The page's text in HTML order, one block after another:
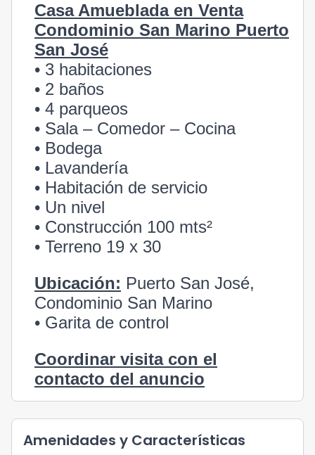
Casa Amueblada en Venta
Condominio San Marino Puerto
San José
• 3 habitaciones
• 2 baños
• 4 parqueos
• Sala – Comedor – Cocina
• Bodega
• Lavandería
• Habitación de servicio
• Un nivel
• Construcción 100 mts²
• Terreno 19 x 30
Ubicación: Puerto San José,
Condominio San Marino
• Garita de control
Coordinar visita con el
contacto del anuncio
Amenidades y Características